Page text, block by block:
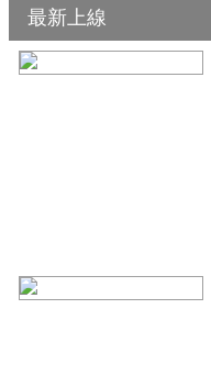
最新上線